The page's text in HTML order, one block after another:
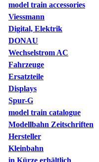
model train accessories
Viessmann
Digital, Elektrik
DONAU
Wechselstrom AC
Fahrzeuge
Ersatzteile
Displays
Spur-G
model train catalogue
Modellbahn Zeitschriften
Hersteller
Kleinbahn
in Kürze erhältlich